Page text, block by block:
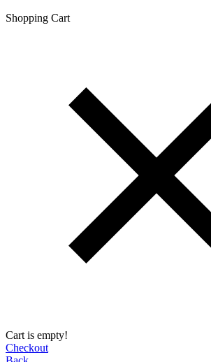
Shopping Сart
Cart is empty!
Checkout